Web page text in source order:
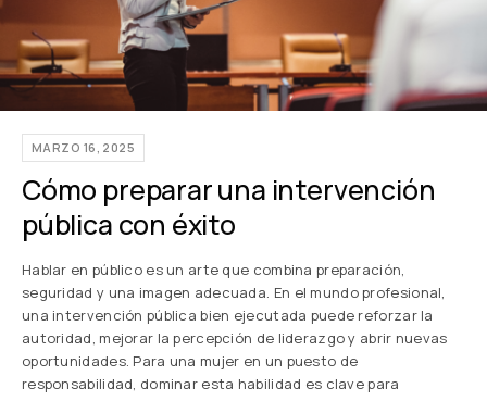
MARZO 16, 2025
Cómo preparar una intervención
pública con éxito
Hablar en público es un arte que combina preparación,
seguridad y una imagen adecuada. En el mundo profesional,
una intervención pública bien ejecutada puede reforzar la
autoridad, mejorar la percepción de liderazgo y abrir nuevas
oportunidades. Para una mujer en un puesto de
responsabilidad, dominar esta habilidad es clave para